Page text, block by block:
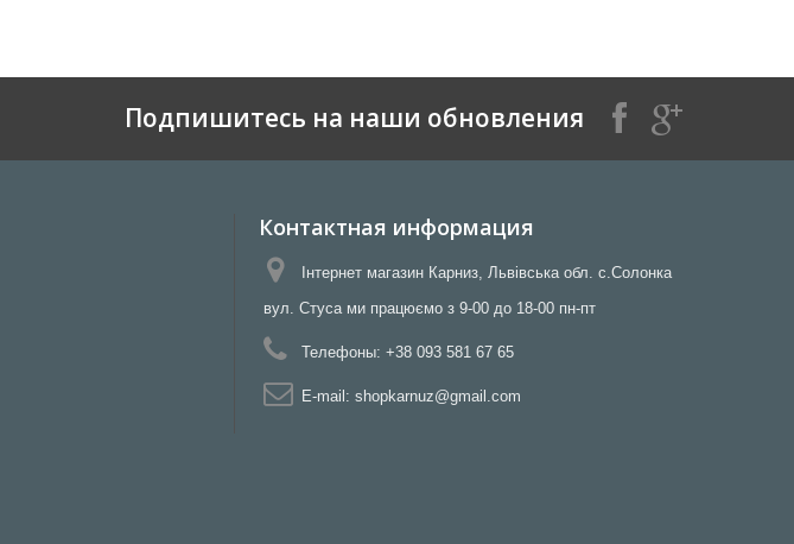
Подпишитесь на наши обновления
Контактная информация
Інтернет магазин Карниз, Львівська обл. с.Солонка
вул. Стуса ми працюємо з 9-00 до 18-00 пн-пт
Телефоны: +38 093 581 67 65
E-mail: shopkarnuz@gmail.com